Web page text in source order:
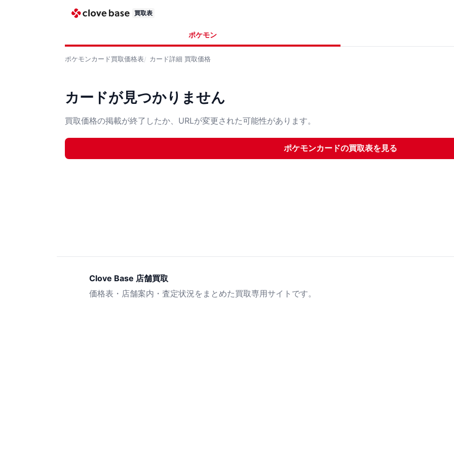
買取表
ポケモン
ポケモンカード買取価格表 カード詳細 買取価格
カードが見つかりません
買取価格の掲載が終了したか、URLが変更された可能性があります。
ポケモンカードの買取表を見る
Clove Base 店舗買取
価格表・店舗案内・査定状況をまとめた買取専用サイトです。